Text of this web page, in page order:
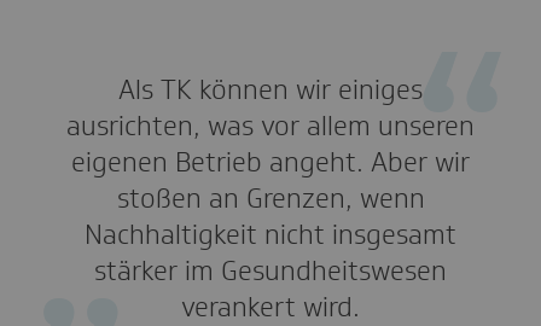
Als TK können wir einiges
ausrichten, was vor allem unseren
eigenen Betrieb angeht. Aber wir
stoßen an Grenzen, wenn
Nachhaltigkeit nicht insgesamt
stärker im Gesundheitswesen
verankert wird.